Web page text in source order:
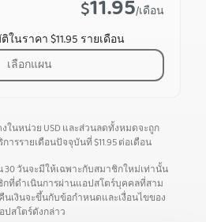
$11.95/เดือน
นราคา $11.95 รายเดือน
เลือกแผน
ในหน่วย USD และส่วนลดทั้งหมดจะถูก
ารรายเดือนปัจจุบันที่$11.95ต่อเดือน
30 วันจะมีให้เฉพาะกับสมาชิกใหม่เท่านั้น
ที่ดำเนินการผ่านแอปสโตร์บุคคลที่สาม
คืนเงินจะขึ้นกับข้อกำหนดและเงื่อนไขของ
ปสโตร์ดังกล่าว